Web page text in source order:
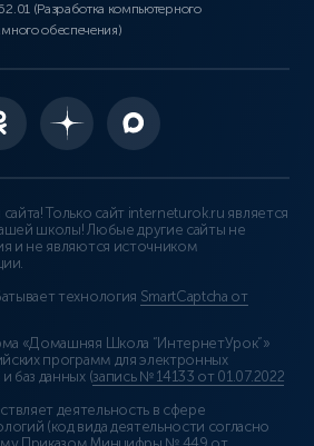
(Разработка компьютерного
обеспечения)
Только сайт interneturok.ru является
школы! Любые другие сайты не
и не являются источником
технология SmartCaptcha от
«Домашняя Школа “ИнтернетУрок”»
программ для электронных
баз данных (запись № 14133 от 01.07.2022
деятельность в сфере
(код вида деятельности согласно